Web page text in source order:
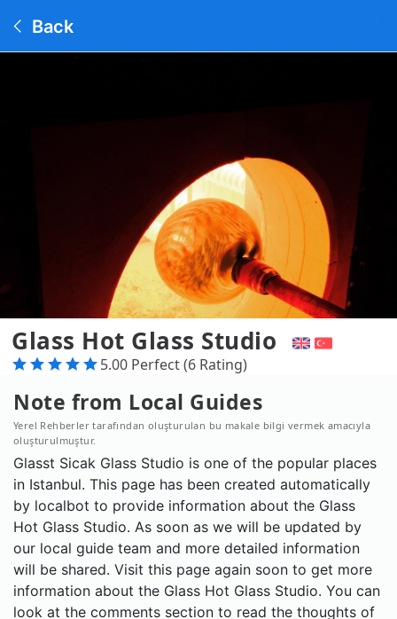
Back
Glass Hot Glass Studio
5.00 Perfect (6 Rating)
Note from Local Guides
Yerel Rehberler tarafından oluşturulan bu makale bilgi vermek amacıyla
oluşturulmuştur.
Glasst Sicak Glass Studio is one of the popular places
in Istanbul. This page has been created automatically
by localbot to provide information about the Glass
Hot Glass Studio. As soon as we will be updated by
our local guide team and more detailed information
will be shared. Visit this page again soon to get more
information about the Glass Hot Glass Studio. You can
look at the comments section to read the thoughts of